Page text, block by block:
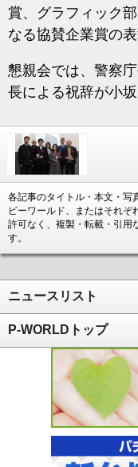
賞、グラフィック
なる協賛企業賞の表
懇親会では、警察
長による祝辞が小
各記事のタイトル・本文・写
ピーワールド、またはそれぞ
許可なく、複製・転載・引用
す。
ニュースリスト
P-WORLDトップ